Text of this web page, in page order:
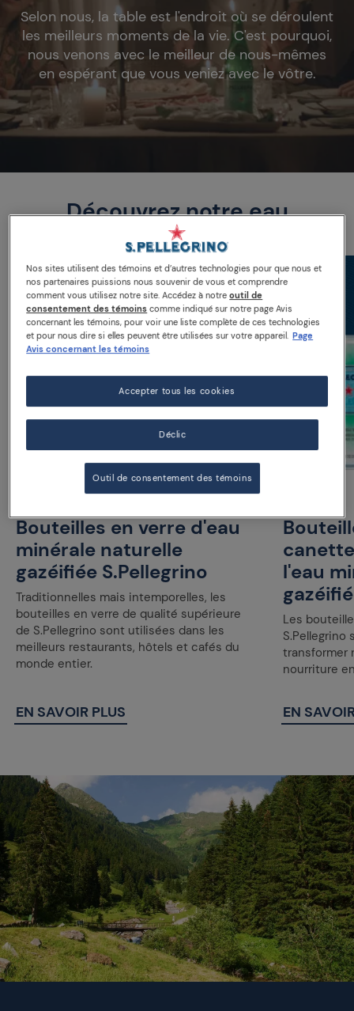
Selon nous, la table est l'endroit où se déroulent
les meilleurs moments de la vie. C'est pourquoi,
nous venons avec le meilleur de nous-mêmes
en espérant que vous veniez avec le vôtre.
Découvrez notre eau
Bouteilles en verre d'eau
minérale naturelle
gazéifiée S.Pellegrino
Traditionnelles mais intemporelles, les
bouteilles en verre de qualité supérieure
de S.Pellegrino sont utilisées dans les
meilleurs restaurants, hôtels et cafés du
monde entier.
EN SAVOIR PLUS
l'eau
Les
S.Pellegrino
transformer
nourriture
EN
Nos sites utilisent des témoins et d’autres technologies pour que nous et
nos partenaires puissions nous souvenir de vous et comprendre
comment vous utilisez notre site. Accédez à notreoutil de
consentement des témoins comme indiqué sur notre page Avis
concernant les témoins, pour voir une liste complète de ces technologies
et pour nous dire si elles peuvent être utilisées sur votre appareil. Page
Avis concernant les témoins
Déclic
Accepter tous les cookies
Outil de consentement des témoins